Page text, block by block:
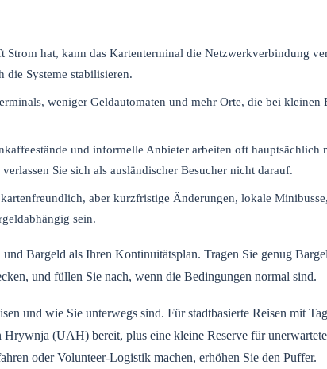
Strom hat, kann das Kartenterminal die Netzwerkverbindung
die Systeme stabilisieren.
weniger Geldautomaten und mehr Orte, die bei kleinen
und informelle Anbieter arbeiten oft hauptsächlich
Sie sich als ausländischer Besucher nicht darauf.
aber kurzfristige Änderungen, lokale
sein.
Bargeld als Ihren Kontinuitätsplan. Tragen Sie genug
und füllen Sie nach, wenn die Bedingungen normal sind.
und wie Sie unterwegs sind. Für stadtbasierte Reisen mit
(UAH) bereit, plus eine kleine Reserve für unerwartete
oder Volunteer-Logistik machen, erhöhen Sie den Puffer.